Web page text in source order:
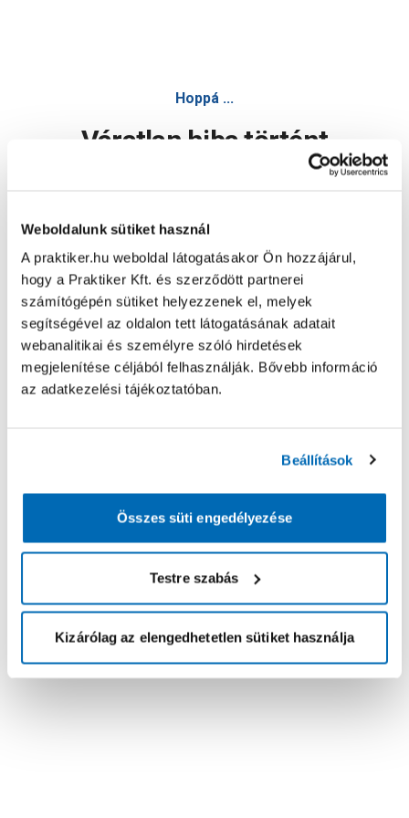
Weboldalunk sütiket használ
A praktiker.hu weboldal látogatásakor Ön hozzájárul,
hogy a Praktiker Kft. és szerződött partnerei
számítógépén sütiket helyezzenek el, melyek
segítségével az oldalon tett látogatásának adatait
webanalitikai és személyre szóló hirdetések
megjelenítése céljából felhasználják. Bővebb információ
az adatkezelési tájékoztatóban.
Beállítások
Összes süti engedélyezése
Testre szabás
Kizárólag az elengedhetetlen sütiket használja
Hoppá ...
Váratlan hiba történt
Oldal újratöltése